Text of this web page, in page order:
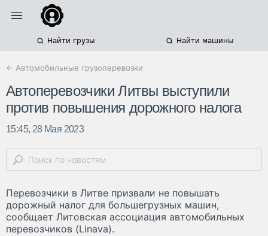
Найти грузы Найти машины
← Автомобильные грузоперевозки
Автоперевозчики Литвы выступили
против повышения дорожного налога
15:45, 28 Мая 2023
Перевозчики в Литве призвали не повышать
дорожный налог для большегрузных машин,
сообщает Литовская ассоциация автомобильных
перевозчиков (Linava).